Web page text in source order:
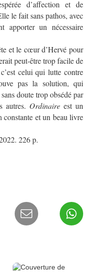
d’affection et de
le fait sans pathos, avec
apporter un nécessaire
et le cœur d’Hervé pour
peut-être trop facile de
celui qui lutte contre
pas la solution, qui
doute trop obsédé par
autres. Ordinaire est un
constante et un beau livre
226 p.